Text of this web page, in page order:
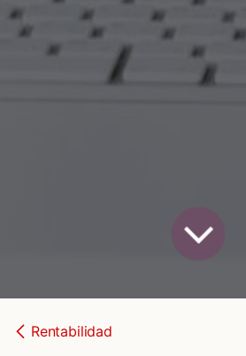
Rentabilidad